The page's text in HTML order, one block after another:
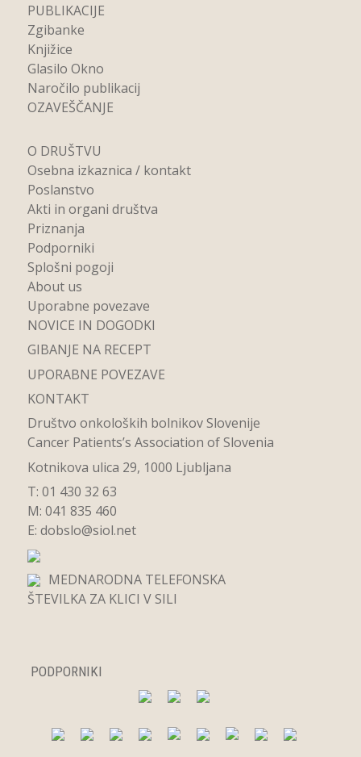
PUBLIKACIJE
Zgibanke
Knjižice
Glasilo Okno
Naročilo publikacij
OZAVEŠČANJE
O DRUŠTVU
Osebna izkaznica / kontakt
Poslanstvo
Akti in organi društva
Priznanja
Podporniki
Splošni pogoji
About us
Uporabne povezave
NOVICE IN DOGODKI
GIBANJE NA RECEPT
UPORABNE POVEZAVE
KONTAKT
Društvo onkoloških bolnikov Slovenije
Cancer Patients’s Association of Slovenia
Kotnikova ulica 29, 1000 Ljubljana
T: 01 430 32 63
M: 041 835 460
E:dobslo@siol.net
MEDNARODNA TELEFONSKA
ŠTEVILKA ZA KLICI V SILI
PODPORNIKI